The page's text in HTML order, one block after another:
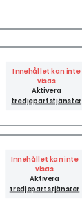
Innehållet kan inte
visas
Aktivera
tredjepartstjänster
Innehållet kan inte
visas
Aktivera
tredjepartstjänster